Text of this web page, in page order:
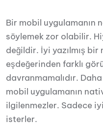
Bir mobil uygulamanın
söylemek zor olabilir.
değildir. İyi yazılmış
eşdeğerinden farklı
davranmamalıdır.
mobil uygulamanın
ilgilenmezler. Sadece
isterler.